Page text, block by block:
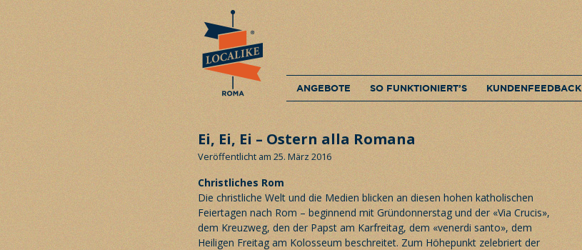
ANGEBOTE SO FUNKTIONIERT’S KUNDENFEEDBACK
Ei, Ei, Ei – Ostern alla Romana
Veröffentlicht am 25. März 2016
Christliches Rom
Die christliche Welt und die Medien blicken an diesen hohen katholischen
Feiertagen nach Rom – beginnend mit Gründonnerstag und der «Via Crucis»,
dem Kreuzweg, den der Papst am Karfreitag, dem «venerdi santo», dem
Heiligen Freitag am Kolosseum beschreitet. Zum Höhepunkt zelebriert der